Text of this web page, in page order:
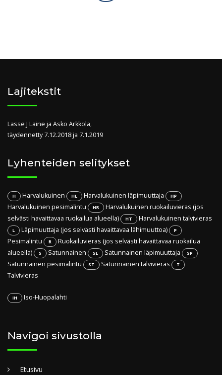
Lajitekstit
Lasse J Laine ja Asko Arkkola,
täydennetty 7.12.2018 ja 7.1.2019
Lyhenteiden selitykset
H Harvalukuinen HL Harvalukuinen läpimuuttaja HP
Harvalukuinen pesimälintu HR
Harvalukuinen ruokailuvieras (jos
selvästi havaittavaa ruokailua alueella)
HT Harvalukuinen talvivieras
L Läpimuuttaja (jos selvästi havaittavaa lähimuuttoa) P
Pesimälintu R
Ruokailuvieras (jos selvästi havaittavaa ruokailua
alueella)
S Satunnainen SL Satunnainen läpimuuttaja SP
Satunnainen pesimälintu ST Satunnainen talvivieras T
Talvivieras
IH Iso-Huopalahti
Navigoi sivustolla
Etusivu